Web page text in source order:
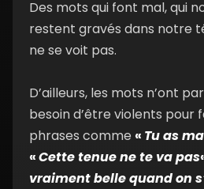
Des mots qui font mal, qui
restent gravés dans notre
ne se voit pas.
D’ailleurs, les mots n’ont
besoin d’être violents pour
phrases comme « Tu as
«Cette tenue ne te va pas
vraiment belle quand on